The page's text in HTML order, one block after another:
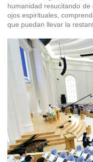
humanidad resucitando
ojos espirituales,
que puedan llevar la